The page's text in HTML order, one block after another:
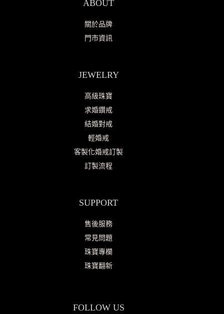
ABOUT
關於品牌
門市資訊
JEWELRY
高級珠寶
求婚鑽戒
結婚對戒
輕婚戒
客製化婚戒訂製
訂製流程
SUPPORT
售後服務
常見問題
珠寶專欄
珠寶翻新
FOLLOW US